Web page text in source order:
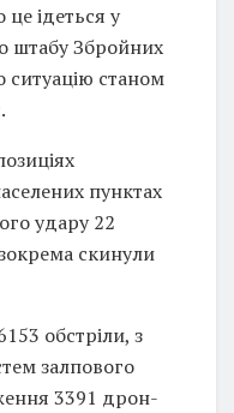
ідеться у
штабу Збройних
ситуацію станом
пунктах
удару 22
скинули
обстріли, з
залпового
3391 дрон-